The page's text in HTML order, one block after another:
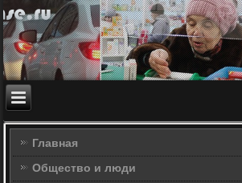
Главная
Общество и люди